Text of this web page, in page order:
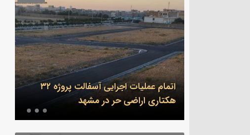
اتمام عملیات اجرایی آسفالت پروژه ۳۲
هکتاری اراضی حر در مشهد